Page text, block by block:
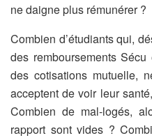
ne daigne plus rémunérer ?
Combien d’étudiants qui,
des remboursements
des cotisations mutuelle,
acceptent de voir leur
Combien de mal-logés,
rapport sont vides ?